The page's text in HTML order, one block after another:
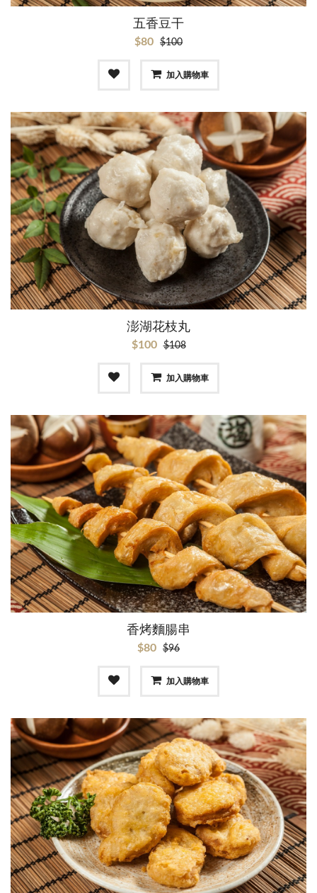
五香豆干
$80 $100
加入購物車
澎湖花枝丸
$100 $108
加入購物車
香烤麵腸串
$80 $96
加入購物車